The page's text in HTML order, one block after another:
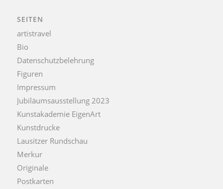
SEITEN
artistravel
Bio
Datenschutzbelehrung
Figuren
Impressum
Jubiläumsausstellung 2023
Kunstakademie EigenArt
Kunstdrucke
Lausitzer Rundschau
Merkur
Originale
Postkarten